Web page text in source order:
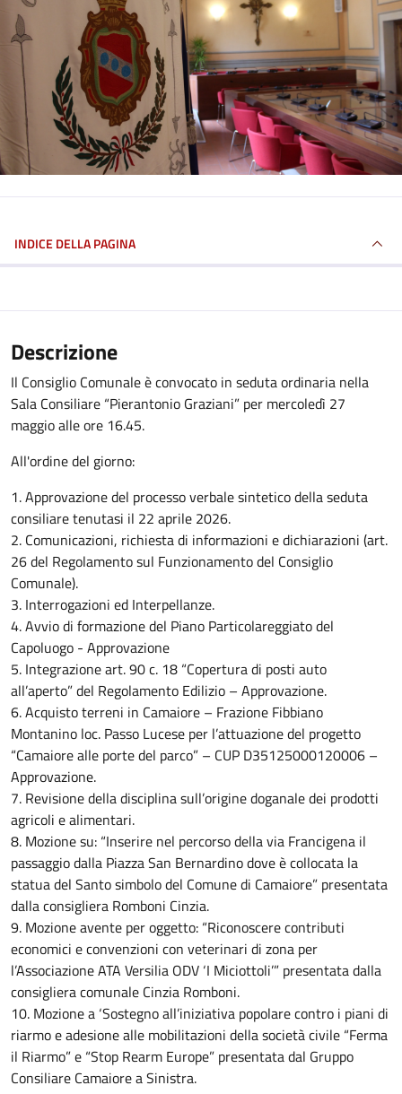
INDICE DELLA PAGINA
Descrizione
Il Consiglio Comunale è convocato in seduta ordinaria nella
Sala Consiliare “Pierantonio Graziani” per mercoledì 27
maggio alle ore 16.45.
All'ordine del giorno:
1. Approvazione del processo verbale sintetico della seduta
consiliare tenutasi il 22 aprile 2026.
2. Comunicazioni, richiesta di informazioni e dichiarazioni (art.
26 del Regolamento sul Funzionamento del Consiglio
Comunale).
3. Interrogazioni ed Interpellanze.
4. Avvio di formazione del Piano Particolareggiato del
Capoluogo - Approvazione
5. Integrazione art. 90 c. 18 “Copertura di posti auto
all’aperto” del Regolamento Edilizio – Approvazione.
6. Acquisto terreni in Camaiore – Frazione Fibbiano
Montanino loc. Passo Lucese per l’attuazione del progetto
“Camaiore alle porte del parco” – CUP D35125000120006 –
Approvazione.
7. Revisione della disciplina sull’origine doganale dei prodotti
agricoli e alimentari.
8. Mozione su: “Inserire nel percorso della via Francigena il
passaggio dalla Piazza San Bernardino dove è collocata la
statua del Santo simbolo del Comune di Camaiore” presentata
dalla consigliera Romboni Cinzia.
9. Mozione avente per oggetto: “Riconoscere contributi
economici e convenzioni con veterinari di zona per
l’Associazione ATA Versilia ODV ‘I Miciottoli’” presentata dalla
consigliera comunale Cinzia Romboni.
10. Mozione a ‘Sostegno all’iniziativa popolare contro i piani di
riarmo e adesione alle mobilitazioni della società civile “Ferma
il Riarmo” e “Stop Rearm Europe” presentata dal Gruppo
Consiliare Camaiore a Sinistra.